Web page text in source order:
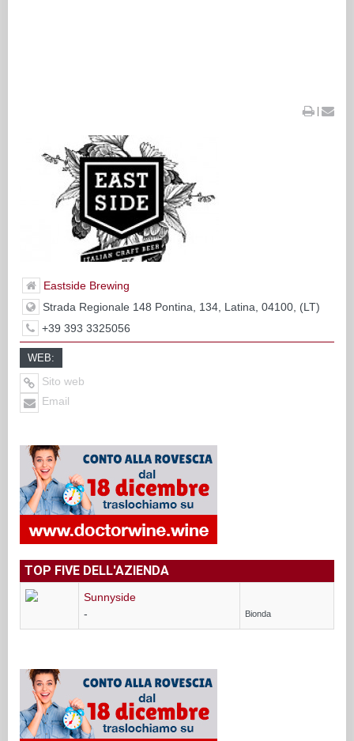
|
Eastside Brewing
Strada Regionale 148 Pontina, 134, Latina, 04100, (LT)
+39 393 3325056
WEB:
Sito web
Email
TOP FIVE DELL'AZIENDA
Sunnyside
-
Bionda